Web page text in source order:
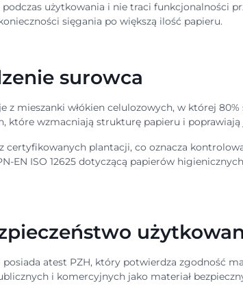
użytkowania i nie traci funkcjonalności
sięgania po większą ilość papieru.
surowca
z mieszanki włókien celulozowych, w której
które wzmacniają strukturę papieru i
certyfikowanych plantacji, co oznacza
EN ISO 12625 dotyczącą papierów
posiada atest PZH, który potwierdza zgodność
i komercyjnych jako materiał